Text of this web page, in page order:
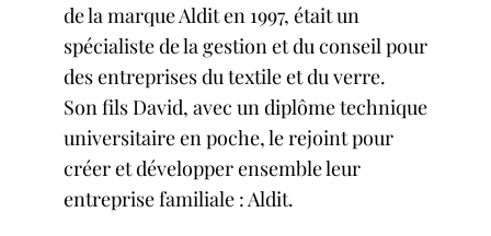
de la marque Aldit en 1997, était un
spécialiste de la gestion et du conseil pour
des entreprises du textile et du verre.
Son fils David, avec un diplôme technique
universitaire en poche, le rejoint pour
créer et développer ensemble leur
entreprise familiale : Aldit.